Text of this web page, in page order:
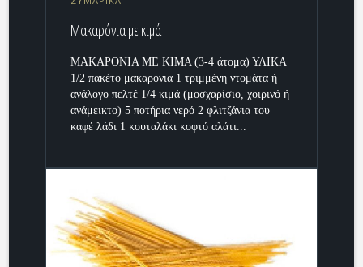
Μακαρόνια με κιμά
ΜΑΚΑΡΟΝΙΑ ΜΕ ΚΙΜΑ (3-4 άτομα) ΥΛΙΚΑ
1/2 πακέτο μακαρόνια 1 τριμμένη ντομάτα ή
ανάλογο πελτέ 1/4 κιμά (μοσχαρίσιο, χοιρινό ή
ανάμεικτο) 5 ποτήρια νερό 2 φλιτζάνια του
καφέ λάδι 1 κουταλάκι κοφτό αλάτι...